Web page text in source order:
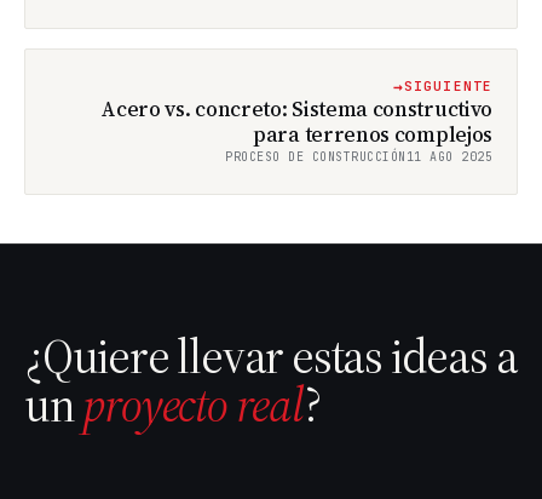
SIGUIENTE
→
Acero vs. concreto: Sistema constructivo
para terrenos complejos
PROCESO DE CONSTRUCCIÓN 11 AGO 2025
¿Quiere llevar estas ideas a
unproyecto real?